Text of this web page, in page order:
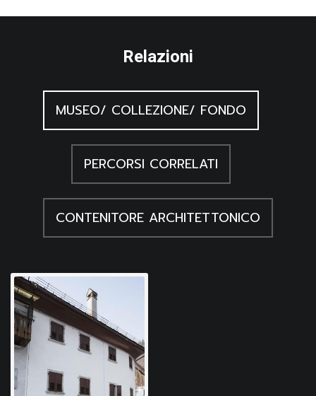
Relazioni
MUSEO/ COLLEZIONE/ FONDO
PERCORSI CORRELATI
CONTENITORE ARCHITETTONICO